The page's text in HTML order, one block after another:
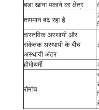
बड़ा खाना पकाने का क्षेत्र
तापमान बढ़ रहा है
वास्तविक अस्थायी और
संकेतक अस्थायी के बीच
अस्थायी अंतर
होमोथर्मी
रोमांच